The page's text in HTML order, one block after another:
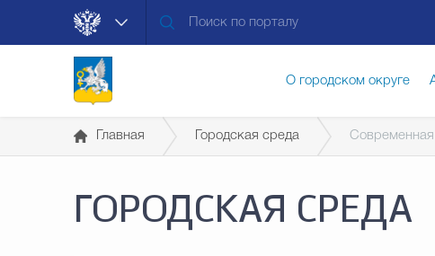
О городском округе
Муниципальные услуги
Главная Городская среда Современная
ГОРОДСКАЯ СРЕДА